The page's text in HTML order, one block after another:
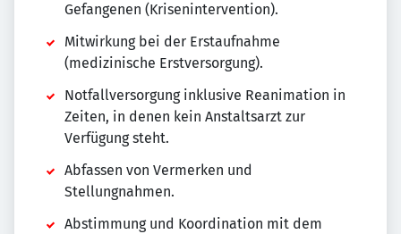
Gefangenen (Krisenintervention).
Mitwirkung bei der Erstaufnahme
(medizinische Erstversorgung).
Notfallversorgung inklusive Reanimation in
Zeiten, in denen kein Anstaltsarzt zur
Verfügung steht.
Abfassen von Vermerken und
Stellungnahmen.
Abstimmung und Koordination mit dem